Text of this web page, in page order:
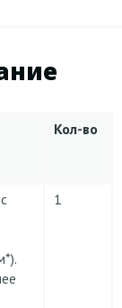
Кол-во
1